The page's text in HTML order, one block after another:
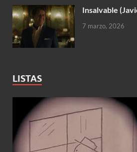
Insalvable
7 marzo, 2026
LISTAS